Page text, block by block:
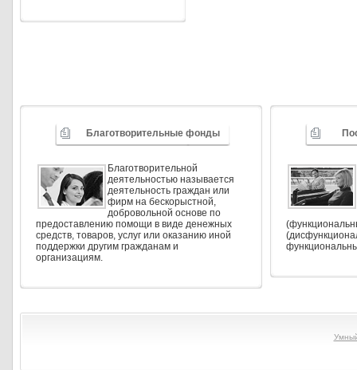
Благотворительные фонды
Благотворительной
деятельностью называется
деятельность граждан или
фирм на бескорыстной,
добровольной основе по
предоставлению помощи в виде денежных
средств, товаров, услуг или оказанию иной
поддержки другим гражданам и
организациям.